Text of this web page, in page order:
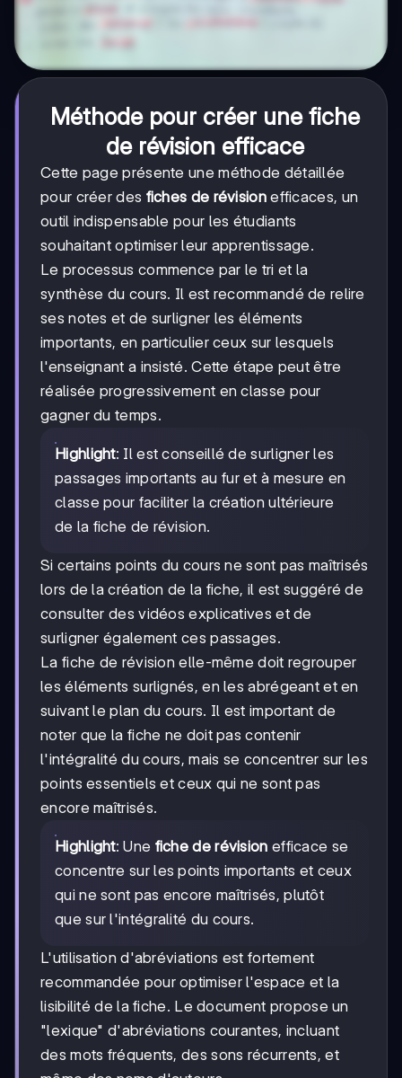
Méthode pour créer une fiche
de révision efficace
Cette page présente une méthode détaillée
pour créer des fiches de révisionefficaces, un
outil indispensable pour les étudiants
souhaitant optimiser leur apprentissage.
Le processus commence par le tri et la
synthèse du cours. Il est recommandé de relire
ses notes et de surligner les éléments
importants, en particulier ceux sur lesquels
l'enseignant a insisté. Cette étape peut être
réalisée progressivement en classe pour
gagner du temps.
Highlight: Il est conseillé de surligner les
passages importants au fur et à mesure en
classe pour faciliter la création ultérieure
de la fiche de révision.
Si certains points du cours ne sont pas maîtrisés
lors de la création de la fiche, il est suggéré de
consulter des vidéos explicatives et de
surligner également ces passages.
La fiche de révision elle-même doit regrouper
les éléments surlignés, en les abrégeant et en
suivant le plan du cours. Il est important de
noter que la fiche ne doit pas contenir
l'intégralité du cours, mais se concentrer sur les
points essentiels et ceux qui ne sont pas
encore maîtrisés.
Highlight: Une fiche de révision efficace se
concentre sur les points importants et ceux
qui ne sont pas encore maîtrisés, plutôt
que sur l'intégralité du cours.
L'utilisation d'abréviations est fortement
recommandée pour optimiser l'espace et la
lisibilité de la fiche. Le document propose un
"lexique" d'abréviations courantes, incluant
des mots fréquents, des sons récurrents, et